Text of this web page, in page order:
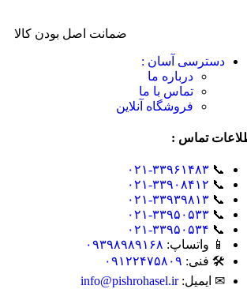
ضمانت اصل بودن کالا
دسترسی آسان :
درباره ما
تماس با ما
فروشگاه آنلاین
تماس :
📞 ۰۲۱-۳۳۹۶۱۴۸۳
📞 ۰۲۱-۳۳۹۰۸۴۱۲
📞 ۰۲۱-۳۳۹۳۹۸۱۳
📞 ۰۲۱-۳۳۹۵۰۵۳۳
📞 ۰۲۱-۳۳۹۵۰۵۳۴
📱 واتساپ: ۰۹۳۹۸۹۸۹۱۶۸
🛠 فنی: ۰۹۱۲۲۴۷۵۸۰۹
✉ ایمیل:info@pishrohasel.ir